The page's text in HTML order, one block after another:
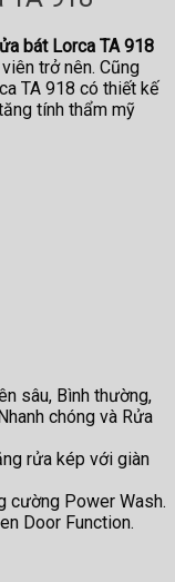
bát Lorca TA 918
trở nên. Cũng
TA 918 có thiết kế
tính thẩm mỹ
sâu, Bình thường,
chóng và Rửa
rửa kép với giàn
cường Power Wash.
Door Function.